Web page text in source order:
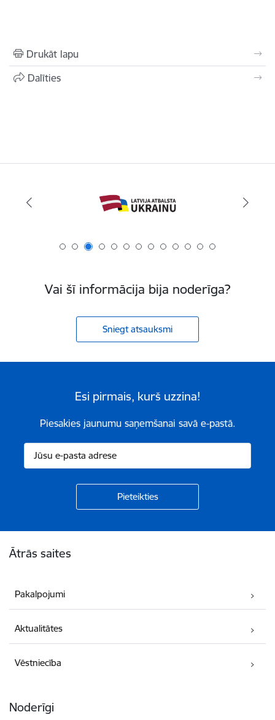
Drukāt lapu
Dalīties
Vai šī informācija bija noderīga?
Sniegt atsauksmi
Esi pirmais, kurš uzzina!
Piesakies jaunumu saņemšanai savā e-pastā.
Ātrās saites
Pakalpojumi
Aktualitātes
Vēstniecība
Noderīgi